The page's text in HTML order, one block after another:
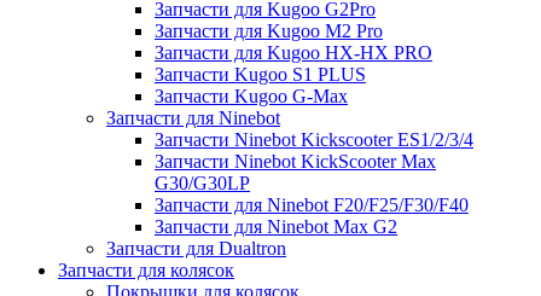
Запчасти для Kugoo G2Pro
Запчасти для Kugoo M2 Pro
Запчасти для Kugoo HX-HX PRO
Запчасти Kugoo S1 PLUS
Запчасти Kugoo G-Max
Запчасти для Ninebot
Запчасти Ninebot Kickscooter ES1/2/3/4
Запчасти Ninebot KickScooter Max
G30/G30LP
Запчасти для Ninebot F20/F25/F30/F40
Запчасти для Ninebot Max G2
Запчасти для Dualtron
Запчасти для колясок
Покрышки для колясок